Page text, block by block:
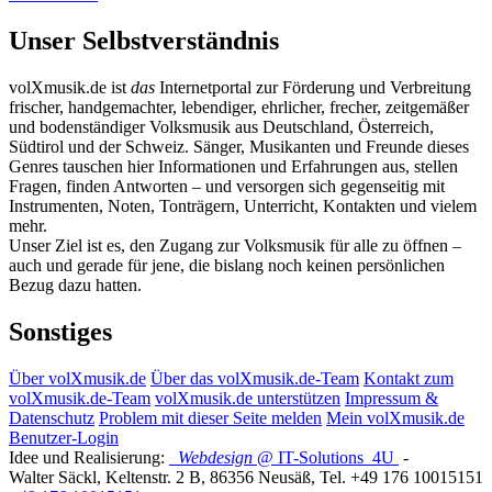
Unser Selbstverständnis
volXmusik.de ist das Internetportal zur Förderung und Verbreitung
frischer, handgemachter, lebendiger, ehrlicher, frecher, zeitgemäßer
und bodenständiger Volksmusik aus Deutschland, Österreich,
Südtirol und der Schweiz. Sänger, Musikanten und Freunde dieses
Genres tauschen hier Informationen und Erfahrungen aus, stellen
Fragen, finden Antworten – und versorgen sich gegenseitig mit
Instrumenten, Noten, Tonträgern, Unterricht, Kontakten und vielem
mehr.
Unser Ziel ist es, den Zugang zur Volksmusik für alle zu öffnen –
auch und gerade für jene, die bislang noch keinen persönlichen
Bezug dazu hatten.
Sonstiges
Über volXmusik.de Über das volXmusik.de-Team Kontakt zum
volXmusik.de-Team volXmusik.de unterstützen Impressum &
Datenschutz Problem mit dieser Seite melden Mein volXmusik.de
Benutzer-Login
Idee und Realisierung:
Webdesign @ IT-Solutions 4U -
Walter Säckl, Keltenstr. 2 B, 86356 Neusäß, Tel. +49 176 10015151